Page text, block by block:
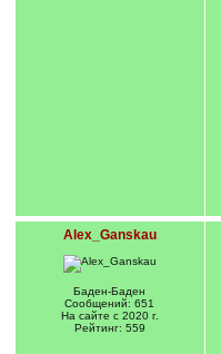
Alex_Ganskau
Баден-Баден
Сообщений: 651
На сайте с 2020 г.
Рейтинг: 559